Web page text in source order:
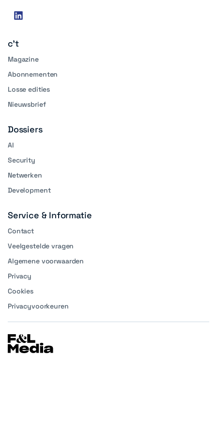
Social
linkedin
c't
Magazine
Abonnementen
Losse edities
Nieuwsbrief
Dossiers
AI
Security
Netwerken
Development
Service & Informatie
Contact
Veelgestelde vragen
Algemene voorwaarden
Privacy
Cookies
Privacyvoorkeuren